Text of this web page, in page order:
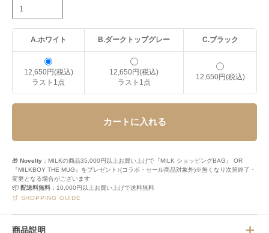
A.ホワイト B.ダークトップグレー C.ブラック
12,650円(税込)
ラスト1点
12,650円(税込)
ラスト1点
12,650円(税込)
カートに入れる
🎁 Novelty ：MILKの商品35,000円以上お買い上げで『MILK ショッピングBAG』 OR
『MILKBOY THE MUG』をプレゼント♪(コラボ・セール商品対象外)※無くなり次第終了・
変更となる場合がございます
📦 配送料無料 ：10,000円以上お買い上げで送料無料
🛒 SHOPPING GUIDE
商品説明